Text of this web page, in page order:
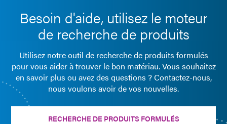
Besoin d'aide, utilisez le moteur
de recherche de produits
Utilisez notre outil de recherche de produits formulés
pour vous aider à trouver le bon matériau. Vous souhaitez
en savoir plus ou avez des questions ? Contactez-nous,
nous voulons avoir de vos nouvelles.
RECHERCHE DE PRODUITS FORMULÉS